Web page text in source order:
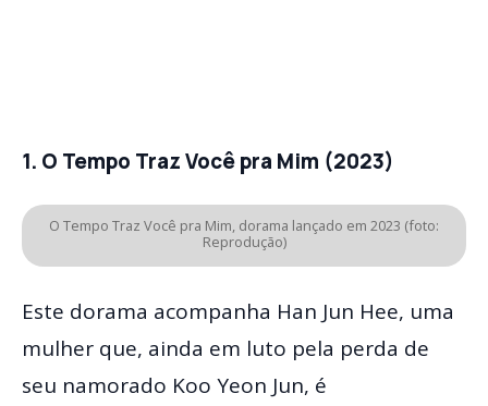
1. O Tempo Traz Você pra Mim (2023)
O Tempo Traz Você pra Mim, dorama lançado em 2023 (foto:
Reprodução)
Este dorama acompanha Han Jun Hee, uma
mulher que, ainda em luto pela perda de
seu namorado Koo Yeon Jun, é